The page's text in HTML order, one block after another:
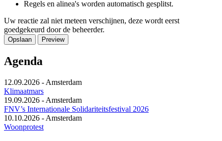
Regels en alinea's worden automatisch gesplitst.
Uw reactie zal niet meteen verschijnen, deze wordt eerst
goedgekeurd door de beheerder.
Agenda
12.09.2026 - Amsterdam
Klimaatmars
19.09.2026 - Amsterdam
FNV’s Internationale Solidariteitsfestival 2026
10.10.2026 - Amsterdam
Woonprotest